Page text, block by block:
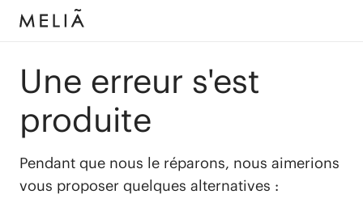
Une erreur s'est
produite
Pendant que nous le réparons, nous aimerions
vous proposer quelques alternatives :